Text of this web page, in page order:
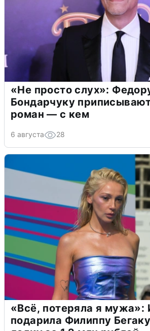
«Не просто слух»:
Бондарчуку
роман — с кем
6 августа 28
«Всё, потеряла я мужа»:
подарила Филиппу